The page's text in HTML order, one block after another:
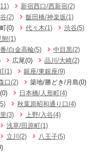
新宿西口/西新宿(2)
(2)
飯田橋/神楽坂(1)
(0) 代々木(1)
渋谷(5)
附(1)
/白金高輪(5)
中目黒(2)
広尾(0)
品川/大崎(2)
(1)
銀座/東銀座(9)
口(2)
築地/勝どき/月島(0)
日本橋/人形町(4)
秋葉原昭和通り口(4)
(3)
上野/入谷(4)
浅草/田原町(1)
立川(2)
八王子(5)